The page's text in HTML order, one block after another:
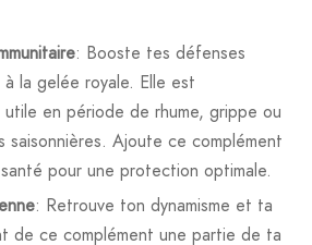
: Booste tes défenses
la gelée royale. Elle est
en période de rhume, grippe ou
saisonnières. Ajoute ce complément
pour une protection optimale.
: Retrouve ton dynamisme et ta
de ce complément une partie de ta